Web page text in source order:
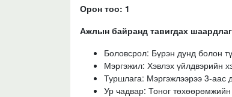
Орон тоо: 1
Ажлын байранд тавигдах
Боловсрол: Бүрэн дунд болон
Мэргэжил: Хэвлэх үйлдвэрийн
Туршлага: Мэргэжлээрээ 3-
Ур чадвар: Тоног төхөөрөмжийн